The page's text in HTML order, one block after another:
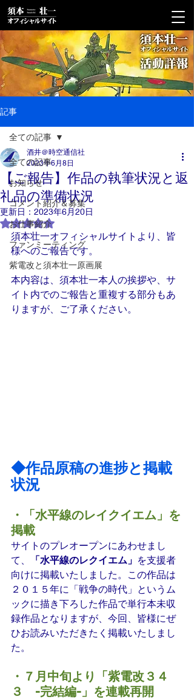
記事
全ての記事
お知らせ
コメント紹介＆募集
お仕事紹介
ファンミーティング
紫電改と須本壮一原画展
全ての記事
【ご報告】作品の執筆状況と返
礼品の準備状況
酒井＠時空通信社
2023年6月8日
更新日： 2023年6月20日
5つ星のうちNaNと評価されています。
須本壮一オフィシャルサイトより、皆
様へのご報告です。
本内容は、須本壮一本人の挨拶や、サ
イト内でのご報告と重複する部分もあ
りますが、ご了承ください。
◆作品原稿の進捗と掲載
状況
・「水平線のレイクイエム」を
掲載
サイトのプレオープンにあわせまし
て、
「水平線のレクイエム」 を支援者
向けに掲載いたしました。この作品は
２０１５年に「戦争の時代」というム
ックに描き下ろした作品で単行本未収
録作品となりますが、今回、皆様にぜ
ひお読みいただきたく掲載いたしまし
た。
・７月中旬より「紫電改３４
３　-完結編-」を連載再開